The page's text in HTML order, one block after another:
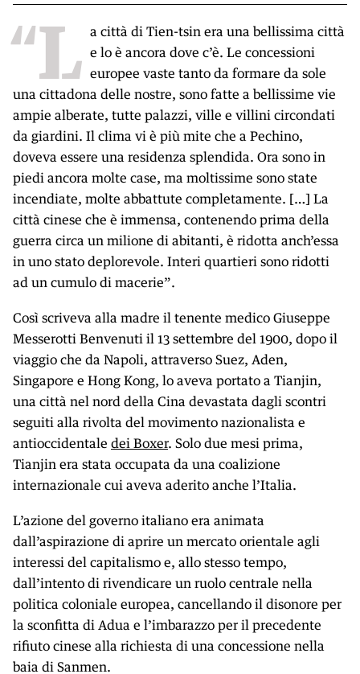
“L a città di Tien-tsin era una bellissima città
e lo è ancora dove c’è. Le concessioni
europee vaste tanto da formare da sole
una cittadona delle nostre, sono fatte a bellissime vie
ampie alberate, tutte palazzi, ville e villini circondati
da giardini. Il clima vi è più mite che a Pechino,
doveva essere una residenza splendida. Ora sono in
piedi ancora molte case, ma moltissime sono state
incendiate, molte abbattute completamente. […] La
città cinese che è immensa, contenendo prima della
guerra circa un milione di abitanti, è ridotta anch’essa
in uno stato deplorevole. Interi quartieri sono ridotti
ad un cumulo di macerie”.
Così scriveva alla madre il tenente medico Giuseppe
Messerotti Benvenuti il 13 settembre del 1900, dopo il
viaggio che da Napoli, attraverso Suez, Aden,
Singapore e Hong Kong, lo aveva portato a Tianjin,
una città nel nord della Cina devastata dagli scontri
seguiti alla rivolta del movimento nazionalista e
antioccidentale dei Boxer. Solo due mesi prima,
Tianjin era stata occupata da una coalizione
internazionale cui aveva aderito anche l’Italia.
L’azione del governo italiano era animata
dall’aspirazione di aprire un mercato orientale agli
interessi del capitalismo e, allo stesso tempo,
dall’intento di rivendicare un ruolo centrale nella
politica coloniale europea, cancellando il disonore per
la sconfitta di Adua e l’imbarazzo per il precedente
rifiuto cinese alla richiesta di una concessione nella
baia di Sanmen.